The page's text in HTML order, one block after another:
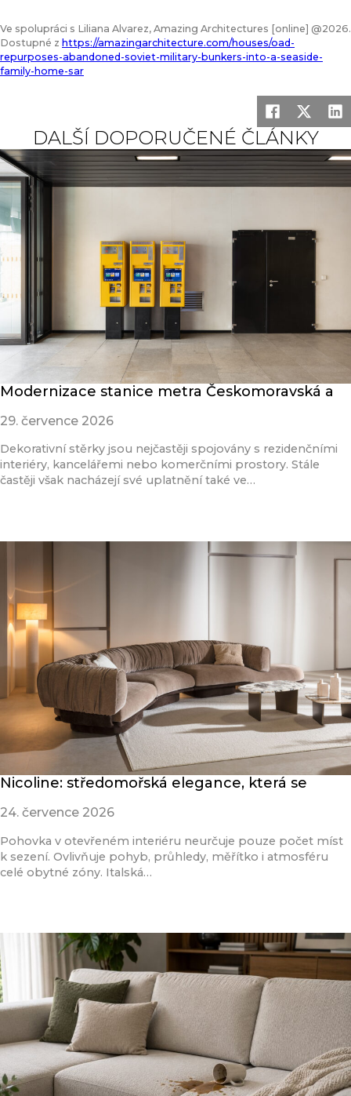
Ve spolupráci s Liliana Alvarez, Amazing Architectures [online] @2026.
Dostupné z https://amazingarchitecture.com/houses/oad-
repurposes-abandoned-soviet-military-bunkers-into-a-seaside-
family-home-sar
DALŠÍ DOPORUČENÉ ČLÁNKY
Modernizace stanice metra Českomoravská a
29. července 2026
Dekorativní stěrky jsou nejčastěji spojovány s rezidenčními
interiéry, kancelářemi nebo komerčními prostory. Stále
častěji však nacházejí své uplatnění také ve…
Nicoline: středomořská elegance, která se
24. července 2026
Pohovka v otevřeném interiéru neurčuje pouze počet míst
k sezení. Ovlivňuje pohyb, průhledy, měřítko i atmosféru
celé obytné zóny. Italská…